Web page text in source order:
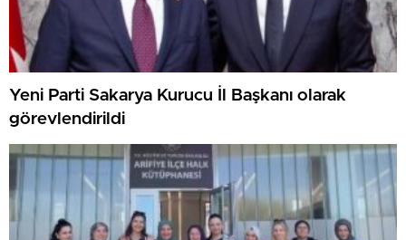
Yeni Parti Sakarya Kurucu İl Başkanı olarak
görevlendirildi